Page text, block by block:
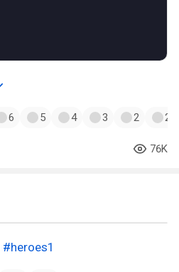
6 5 4 3 2 2
76K
#heroes1